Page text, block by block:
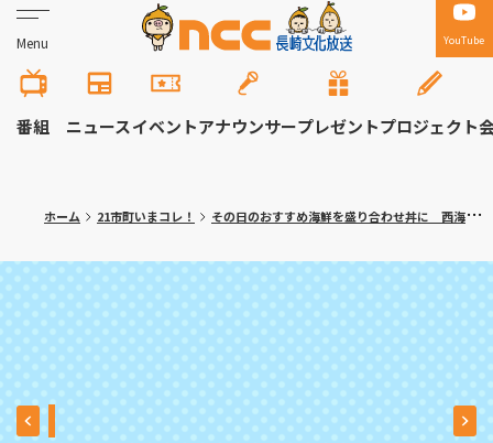
Menu YouTube
番組 ニュースイベントアナウンサープレゼントプロジェクト
ホーム 21市町いまコレ！ その日のおすすめ海鮮を盛り合わせ丼に 西海市「ＮＩＣＯＮ鮮魚店」〈満腹記者⑳〉